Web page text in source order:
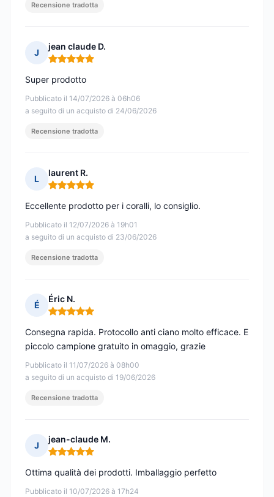
Recensione tradotta
J
jean claude D.
Nota: 5 su 5
Pubblicato il 14/07/2026 à 06h06
a seguito di un acquisto di 24/06/2026
Super prodotto
Recensione tradotta
L
laurent R.
Nota: 5 su 5
Pubblicato il 12/07/2026 à 19h01
a seguito di un acquisto di 23/06/2026
Eccellente prodotto per i coralli, lo consiglio.
Recensione tradotta
É
Éric N.
Nota: 5 su 5
Pubblicato il 11/07/2026 à 08h00
a seguito di un acquisto di 19/06/2026
Consegna rapida. Protocollo anti ciano molto efficace. E
piccolo campione gratuito in omaggio, grazie
Recensione tradotta
J
jean-claude M.
Nota: 5 su 5
Pubblicato il 10/07/2026 à 17h24
Ottima qualità dei prodotti. Imballaggio perfetto